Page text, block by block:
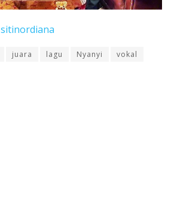
sitinordiana
juara lagu Nyanyi vokal